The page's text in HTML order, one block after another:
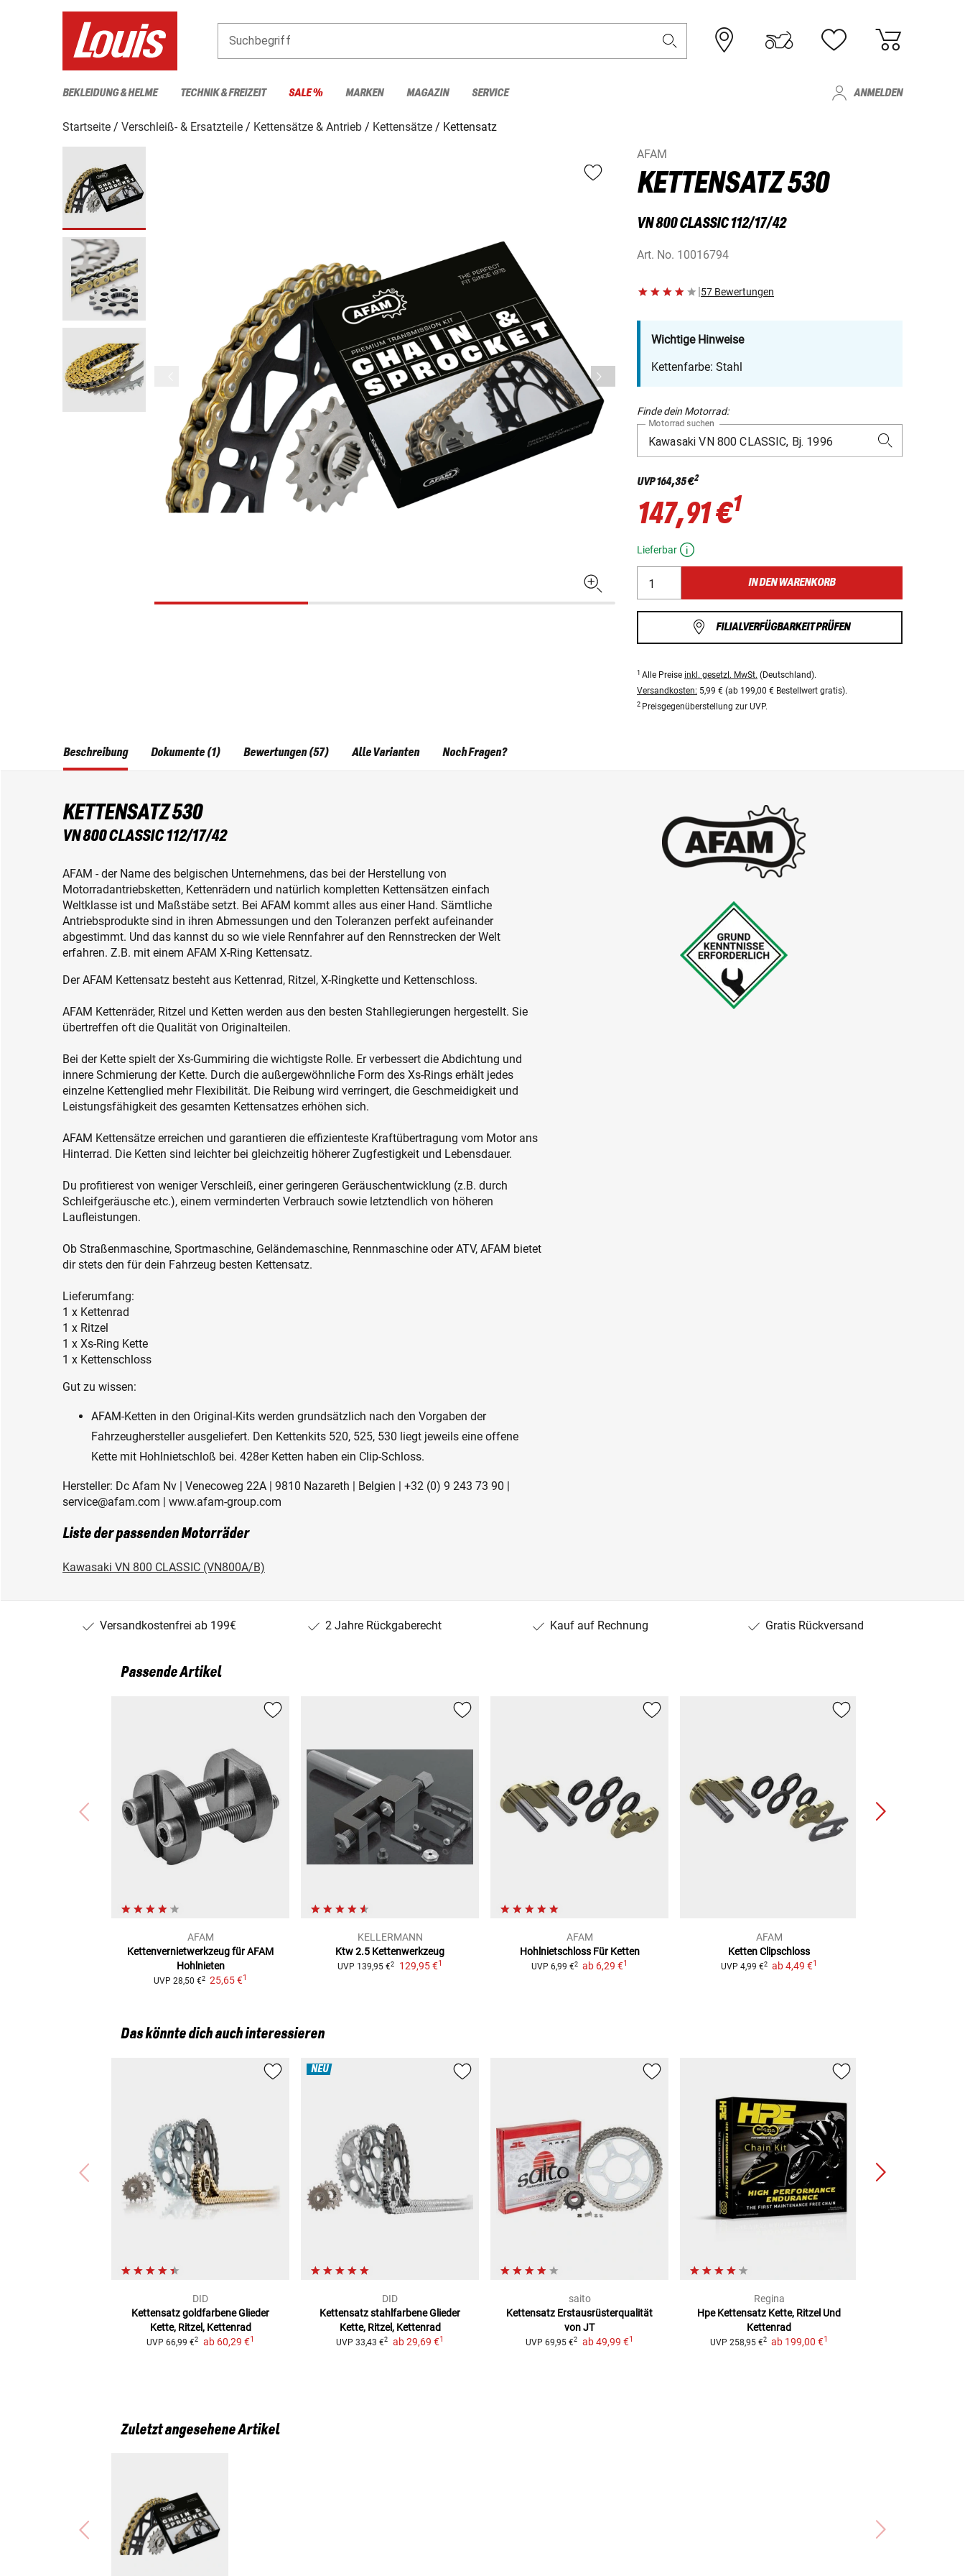
Suchbegriff
BEKLEIDUNG & HELME TECHNIK & FREIZEIT SALE % MARKEN MAGAZIN SERVICE ANMELDEN
Startseite Verschleiß- & Ersatzteile Kettensätze & Antrieb Kettensätze
Kettensatz
AFAM
KETTENSATZ 530
VN 800 CLASSIC 112/17/42
Art. No. 10016794
|57 Bewertungen
Wichtige Hinweise
Kettenfarbe: Stahl
Finde dein Motorrad:
Motorrad suchen
UVP164,35 €2
147,91 €1
Lieferbar
IN DEN WARENKORB
FILIALVERFÜGBARKEIT PRÜFEN
1 Alle Preise inkl. gesetzl. MwSt. (Deutschland).
Versandkosten: 5,99 € (ab 199,00 € Bestellwert gratis).
2 Preisgegenüberstellung zur UVP.
Beschreibung
KETTENSATZ 530
VN 800 CLASSIC 112/17/42
AFAM - der Name des belgischen Unternehmens, das bei der Herstellung von
Motorradantriebsketten, Kettenrädern und natürlich kompletten Kettensätzen einfach
Weltklasse ist und Maßstäbe setzt. Bei AFAM kommt alles aus einer Hand. Sämtliche
Antriebsprodukte sind in ihren Abmessungen und den Toleranzen perfekt aufeinander
abgestimmt. Und das kannst du so wie viele Rennfahrer auf den Rennstrecken der Welt
erfahren. Z.B. mit einem AFAM X-Ring Kettensatz.
Der AFAM Kettensatz besteht aus Kettenrad, Ritzel, X-Ringkette und Kettenschloss.
AFAM Kettenräder, Ritzel und Ketten werden aus den besten Stahllegierungen hergestellt. Sie
übertreffen oft die Qualität von Originalteilen.
Bei der Kette spielt der Xs-Gummiring die wichtigste Rolle. Er verbessert die Abdichtung und
innere Schmierung der Kette. Durch die außergewöhnliche Form des Xs-Rings erhält jedes
einzelne Kettenglied mehr Flexibilität. Die Reibung wird verringert, die Geschmeidigkeit und
Leistungsfähigkeit des gesamten Kettensatzes erhöhen sich.
AFAM Kettensätze erreichen und garantieren die effizienteste Kraftübertragung vom Motor ans
Hinterrad. Die Ketten sind leichter bei gleichzeitig höherer Zugfestigkeit und Lebensdauer.
Du profitierest von weniger Verschleiß, einer geringeren Geräuschentwicklung (z.B. durch
Schleifgeräusche etc.), einem verminderten Verbrauch sowie letztendlich von höheren
Laufleistungen.
Ob Straßenmaschine, Sportmaschine, Geländemaschine, Rennmaschine oder ATV, AFAM bietet
dir stets den für dein Fahrzeug besten Kettensatz.
Lieferumfang:
1 x Kettenrad
1 x Ritzel
1 x Xs-Ring Kette
1 x Kettenschloss
Gut zu wissen:
AFAM-Ketten in den Original-Kits werden grundsätzlich nach den Vorgaben der
Fahrzeughersteller ausgeliefert. Den Kettenkits 520, 525, 530 liegt jeweils eine offene
Kette mit Hohlnietschloß bei. 428er Ketten haben ein Clip-Schloss.
Hersteller: Dc Afam Nv | Venecoweg 22A | 9810 Nazareth | Belgien | +32 (0) 9 243 73 90 |
service@afam.com | www.afam-group.com
Liste der passenden Motorräder
Kawasaki VN 800 CLASSIC (VN800A/B)
Dokumente (1) Bewertungen (57) Alle Varianten Noch Fragen?
Versandkostenfrei ab 199€ 2 Jahre Rückgaberecht Kauf auf Rechnung Gratis Rückversand
Passende Artikel
AFAM
Kettenvernietwerkzeugfür AFAM
Hohlnieten
UVP 28,50 €2 25,65 €1
KELLERMANN
Ktw 2.5 Kettenwerkzeug
UVP 139,95 €2 129,95 €1
AFAM
Hohlnietschloss Für Ketten
UVP 6,99 €2 ab 6,29 €1
AFAM
Ketten Clipschloss
UVP 4,99 €2 ab4,49 €1
Das könnte dich auch interessieren
DID
Kettensatz goldfarbene Glieder
Kette, Ritzel, Kettenrad
UVP 66,99 €2 ab 60,29 €1
NEU
DID
Kettensatz stahlfarbene Glieder
Kette, Ritzel, Kettenrad
UVP 33,43 €2 ab 29,69 €1
saito
Kettensatz Erstausrüsterqualität
von JT
UVP 69,95 €2 ab 49,99 €1
Regina
Hpe Kettensatz Kette, Ritzel Und
Kettenrad
UVP 258,95 €2 ab 199,00 €1
Zuletzt angesehene Artikel